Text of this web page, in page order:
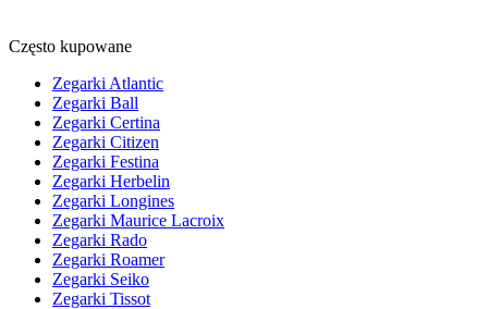
Często kupowane
Zegarki Atlantic
Zegarki Ball
Zegarki Certina
Zegarki Citizen
Zegarki Festina
Zegarki Herbelin
Zegarki Longines
Zegarki Maurice Lacroix
Zegarki Rado
Zegarki Roamer
Zegarki Seiko
Zegarki Tissot